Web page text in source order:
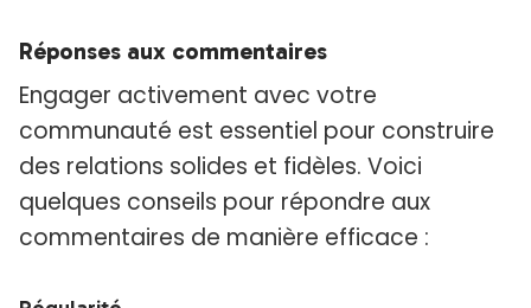
Réponses aux commentaires
Engager activement avec votre
communauté est essentiel pour construire
des relations solides et fidèles. Voici
quelques conseils pour répondre aux
commentaires de manière efficace :